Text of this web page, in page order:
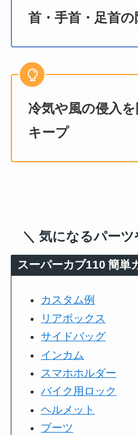
首・手首・足首
冷気や風の侵入
キープ
＼ 気になるパー
スーパーカブ110 簡単
カスタム例
リアボックス
サイドバッグ
インカム
スマホホルダー
バイク用ロック
ヘルメット
ブーツ